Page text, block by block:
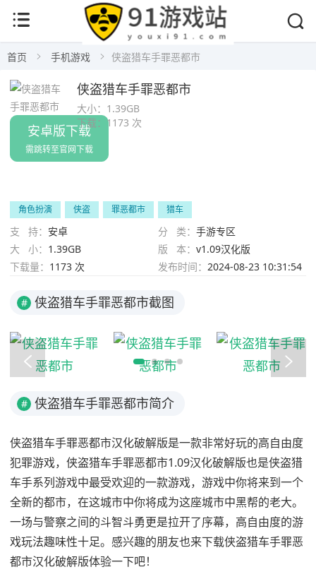
首页 手机游戏 侠盗猎车手罪恶都市
安卓版下载
需跳转至官网下载
大小： 1.39GB
下载： 1173 次
侠盗猎车手罪恶都市
角色扮演 侠盗 罪恶都市 猎车
支 持： 安卓 分 类： 手游专区
大 小： 1.39GB 版 本： v1.09汉化版
下载量： 1173 次 发布时间： 2024-08-23 10:31:54
# 侠盗猎车手罪恶都市截图
# 侠盗猎车手罪恶都市简介
侠盗猎车手罪恶都市汉化破解版是一款非常好玩的高自由度
犯罪游戏，侠盗猎车手罪恶都市1.09汉化破解版也是侠盗猎
车手系列游戏中最受欢迎的一款游戏，游戏中你将来到一个
全新的都市，在这城市中你将成为这座城市中黑帮的老大。
一场与警察之间的斗智斗勇更是拉开了序幕，高自由度的游
戏玩法趣味性十足。感兴趣的朋友也来下载侠盗猎车手罪恶
都市汉化破解版体验一下吧！